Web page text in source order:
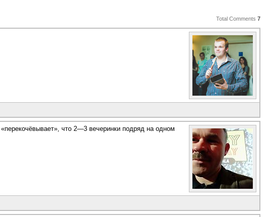
Total Comments 7
что 2—3 вечеринки подряд на одном